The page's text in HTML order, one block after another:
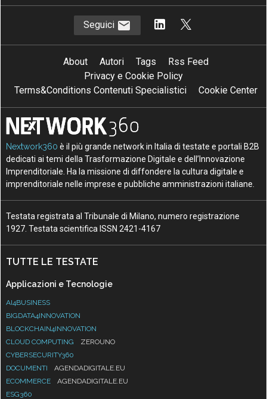
Seguici
About Autori Tags
Rss Feed
Privacy e Cookie Policy
Terms&Conditions Contenuti Specialistici
Cookie Center
Nextwork360 è il più grande network in Italia di testate e portali B2B
dedicati ai temi della Trasformazione Digitale e dell’Innovazione
Imprenditoriale. Ha la missione di diffondere la cultura digitale e
imprenditoriale nelle imprese e pubbliche amministrazioni italiane.
Testata registrata al Tribunale di Milano, numero registrazione
1927. Testata scientifica ISSN 2421-4167
TUTTE LE TESTATE
Applicazioni e Tecnologie
AI4BUSINESS
BIGDATA4INNOVATION
BLOCKCHAIN4INNOVATION
CLOUD COMPUTING
ZEROUNO
CYBERSECURITY360
DOCUMENTI
AGENDADIGITALE.EU
ECOMMERCE
AGENDADIGITALE.EU
ESG360